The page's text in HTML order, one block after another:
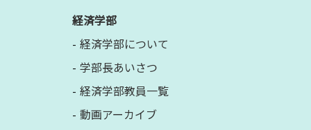
経済学部
経済学部について
学部長あいさつ
経済学部教員一覧
動画アーカイブ